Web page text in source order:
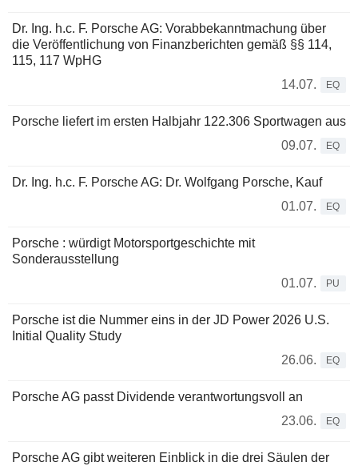
Dr. Ing. h.c. F. Porsche AG: Vorabbekanntmachung über
die Veröffentlichung von Finanzberichten gemäß §§ 114,
115, 117 WpHG
14.07.
EQ
Porsche liefert im ersten Halbjahr 122.306 Sportwagen aus
09.07.
EQ
Dr. Ing. h.c. F. Porsche AG: Dr. Wolfgang Porsche, Kauf
01.07.
EQ
Porsche : würdigt Motorsportgeschichte mit
Sonderausstellung
01.07.
PU
Porsche ist die Nummer eins in der JD Power 2026 U.S.
Initial Quality Study
26.06.
EQ
Porsche AG passt Dividende verantwortungsvoll an
23.06.
EQ
Porsche AG gibt weiteren Einblick in die drei Säulen der